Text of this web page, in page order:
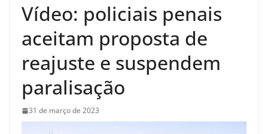
Vídeo: policiais penais
aceitam proposta de
reajuste e suspendem
paralisação
31 de março de 2023